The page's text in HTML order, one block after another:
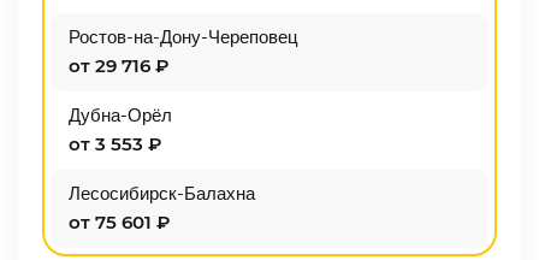
Ростов-на-Дону-Череповец
от 29 716 ₽
Дубна-Орёл
от 3 553 ₽
Лесосибирск-Балахна
от 75 601 ₽